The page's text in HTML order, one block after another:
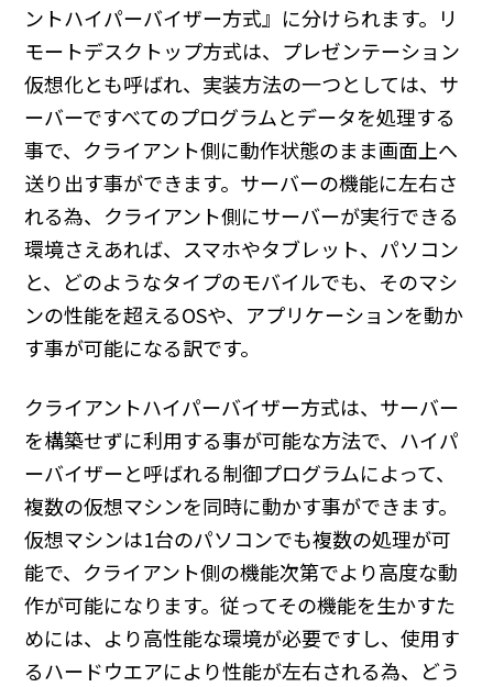
ントハイパーバイザー方式』に分けられます。リ
モートデスクトップ方式は、プレゼンテーション
仮想化とも呼ばれ、実装方法の一つとしては、サ
ーバーですべてのプログラムとデータを処理する
事で、クライアント側に動作状態のまま画面上へ
送り出す事ができます。サーバーの機能に左右さ
れる為、クライアント側にサーバーが実行できる
環境さえあれば、スマホやタブレット、パソコン
と、どのようなタイプのモバイルでも、そのマシ
ンの性能を超えるOSや、アプリケーションを動か
す事が可能になる訳です。
クライアントハイパーバイザー方式は、サーバー
を構築せずに利用する事が可能な方法で、ハイパ
ーバイザーと呼ばれる制御プログラムによって、
複数の仮想マシンを同時に動かす事ができます。
仮想マシンは1台のパソコンでも複数の処理が可
能で、クライアント側の機能次第でより高度な動
作が可能になります。従ってその機能を生かすた
めには、より高性能な環境が必要ですし、使用す
るハードウエアにより性能が左右される為、どう